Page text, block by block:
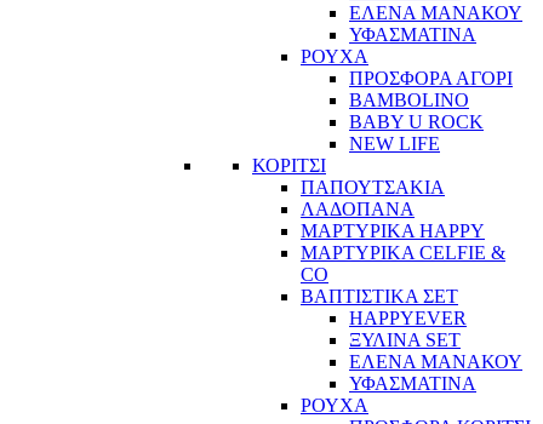
ΕΛΕΝΑ ΜΑΝΑΚΟΥ
ΥΦΑΣΜΑΤΙΝΑ
ΡΟΥΧΑ
ΠΡΟΣΦΟΡΑ ΑΓΟΡΙ
BAMBOLINO
BABY U ROCK
NEW LIFE
ΚΟΡΙΤΣΙ
ΠΑΠΟΥΤΣΑΚΙΑ
ΛΑΔΟΠΑΝΑ
ΜΑΡΤΥΡΙΚΑ HAPPY
ΜΑΡΤΥΡΙΚΑ CELFIE &
CO
ΒΑΠΤΙΣΤΙΚΑ ΣΕΤ
HAPPYEVER
ΞΥΛΙΝΑ SET
ΕΛΕΝΑ ΜΑΝΑΚΟΥ
ΥΦΑΣΜΑΤΙΝΑ
ΡΟΥΧΑ